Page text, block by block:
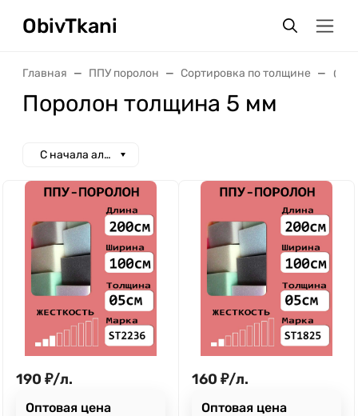
ObivTkani
Главная ППУ поролон Сортировка по толщине 0.5
Поролон толщина 5 мм
С начала алфавита
190 ₽/л.
Оптовая цена
160 ₽/л.
Оптовая цена